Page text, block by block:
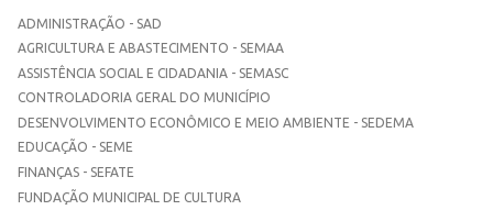
ADMINISTRAÇÃO - SAD
AGRICULTURA E ABASTECIMENTO - SEMAA
ASSISTÊNCIA SOCIAL E CIDADANIA - SEMASC
CONTROLADORIA GERAL DO MUNICÍPIO
DESENVOLVIMENTO ECONÔMICO E MEIO AMBIENTE - SEDEMA
EDUCAÇÃO - SEME
FINANÇAS - SEFATE
FUNDAÇÃO MUNICIPAL DE CULTURA